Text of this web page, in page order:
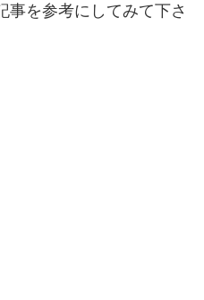
事を参考にしてみて下さ